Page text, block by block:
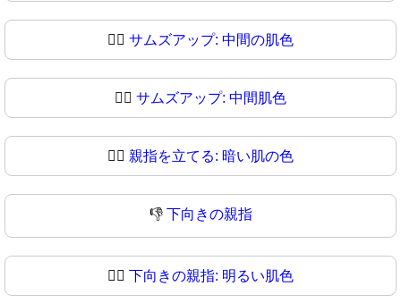
👍🏽 サムズアップ: 中間の肌色
👍🏾 サムズアップ: 中間肌色
👍🏿 親指を立てる: 暗い肌の色
👎 下向きの親指
👎🏻 下向きの親指: 明るい肌色